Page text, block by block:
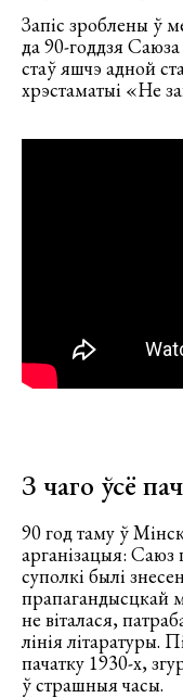
Запіс зроблены ў
да 90-годдзя
стаў яшчэ адной
хрэстаматыі «Не
З чаго ўсё
90 год таму ў
арганізацыя:
суполкі былі
прапагандысцкай
не віталася,
лінія літаратуры.
пачатку 1930-х,
ў страшныя часы.